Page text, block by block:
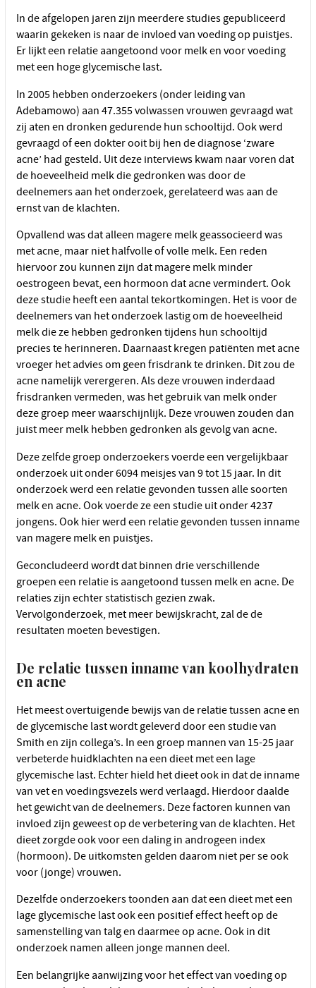
In de afgelopen jaren zijn meerdere studies gepubliceerd
waarin gekeken is naar de invloed van voeding op puistjes.
Er lijkt een relatie aangetoond voor melk en voor voeding
met een hoge glycemische last.
In 2005 hebben onderzoekers (onder leiding van
Adebamowo) aan 47.355 volwassen vrouwen gevraagd wat
zij aten en dronken gedurende hun schooltijd. Ook werd
gevraagd of een dokter ooit bij hen de diagnose ‘zware
acne’ had gesteld. Uit deze interviews kwam naar voren dat
de hoeveelheid melk die gedronken was door de
deelnemers aan het onderzoek, gerelateerd was aan de
ernst van de klachten.
Opvallend was dat alleen magere melk geassocieerd was
met acne, maar niet halfvolle of volle melk. Een reden
hiervoor zou kunnen zijn dat magere melk minder
oestrogeen bevat, een hormoon dat acne vermindert. Ook
deze studie heeft een aantal tekortkomingen. Het is voor de
deelnemers van het onderzoek lastig om de hoeveelheid
melk die ze hebben gedronken tijdens hun schooltijd
precies te herinneren. Daarnaast kregen patiënten met acne
vroeger het advies om geen frisdrank te drinken. Dit zou de
acne namelijk verergeren. Als deze vrouwen inderdaad
frisdranken vermeden, was het gebruik van melk onder
deze groep meer waarschijnlijk. Deze vrouwen zouden dan
juist meer melk hebben gedronken als gevolg van acne.
Deze zelfde groep onderzoekers voerde een vergelijkbaar
onderzoek uit onder 6094 meisjes van 9 tot 15 jaar. In dit
onderzoek werd een relatie gevonden tussen alle soorten
melk en acne. Ook voerde ze een studie uit onder 4237
jongens. Ook hier werd een relatie gevonden tussen inname
van magere melk en puistjes.
Geconcludeerd wordt dat binnen drie verschillende
groepen een relatie is aangetoond tussen melk en acne. De
relaties zijn echter statistisch gezien zwak.
Vervolgonderzoek, met meer bewijskracht, zal de de
resultaten moeten bevestigen.
De relatie tussen inname van koolhydraten
en acne
Het meest overtuigende bewijs van de relatie tussen acne en
de glycemische last wordt geleverd door een studie van
Smith en zijn collega’s. In een groep mannen van 15-25 jaar
verbeterde huidklachten na een dieet met een lage
glycemische last. Echter hield het dieet ook in dat de inname
van vet en voedingsvezels werd verlaagd. Hierdoor daalde
het gewicht van de deelnemers. Deze factoren kunnen van
invloed zijn geweest op de verbetering van de klachten. Het
dieet zorgde ook voor een daling in androgeen index
(hormoon). De uitkomsten gelden daarom niet per se ook
voor (jonge) vrouwen.
Dezelfde onderzoekers toonden aan dat een dieet met een
lage glycemische last ook een positief effect heeft op de
samenstelling van talg en daarmee op acne. Ook in dit
onderzoek namen alleen jonge mannen deel.
Een belangrijke aanwijzing voor het effect van voeding op